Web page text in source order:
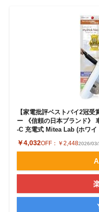
企業向けIT製品の総合サイト
IT製品の技術・比較・事例
製造業のIT導入・活用を支援
モノづくり技術者専門サイト
エレクトロニクス専門サイト
電子設計の基本と応用
エネルギーの専門メディア
建設×テクノロジーの最前線
ちょっと気になるネットの
【家電批評ベストバイ2冠
ー 《信頼の日本ブランド》
-C 充電式 Mitea Lab (ホワイ
￥4,032OFF： ￥2,4482026/03/